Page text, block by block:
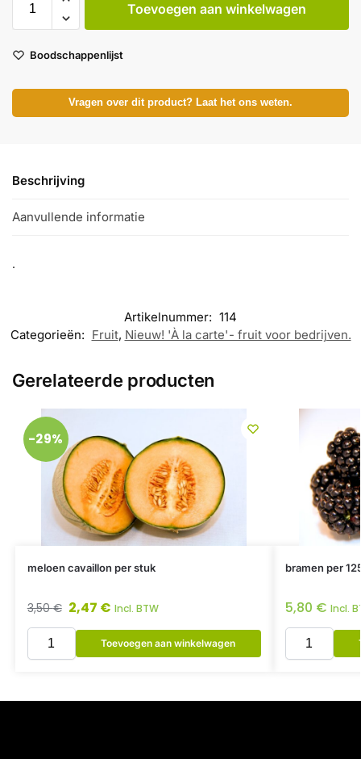
Toevoegen aan winkelwagen
Boodschappenlijst
Vragen over dit product? Laat het ons weten.
Beschrijving
Aanvullende informatie
.
Artikelnummer: 114
Categorieën: Fruit, Nieuw! 'À la carte'- fruit voor bedrijven.
Gerelateerde producten
-29%
meloen cavaillon per stuk
3,50€ 2,47 € Incl. BTW
Toevoegen aan winkelwagen
bramen per
5,80 € Incl.